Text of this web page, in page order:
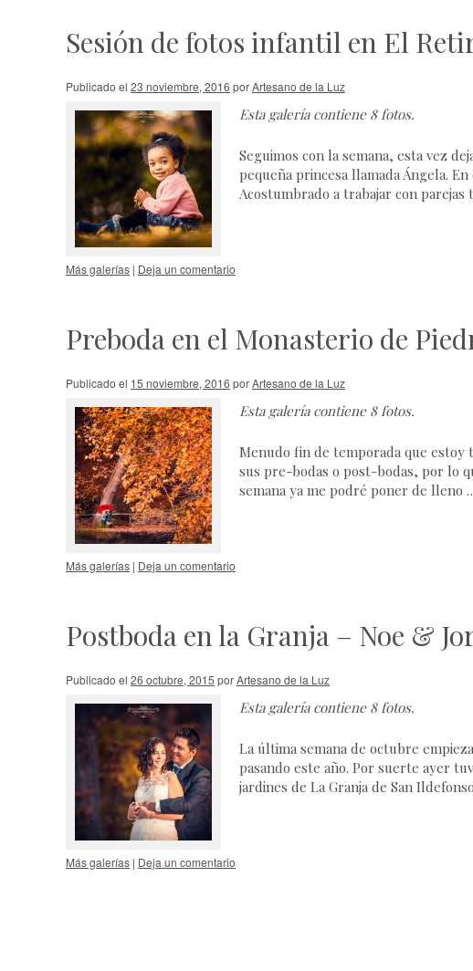
Sesión de fotos infantil en El
Publicado el 23 noviembre, 2016 porArtesano de la Luz
Esta galería contiene 8 fotos.
Seguimos con la semana, esta vez
pequeña princesa llamada Ángela.
Acostumbrado a trabajar con
Más galerías | Deja un comentario
Preboda en el Monasterio de
Publicado el 15 noviembre, 2016 porArtesano de la Luz
Esta galería contiene 8 fotos.
Menudo fin de temporada que estoy
sus pre-bodas o post-bodas, por lo
semana ya me podré poner de lleno
Más galerías | Deja un comentario
Postboda en la Granja – Noe &
Publicado el 26 octubre, 2015 porArtesano de la Luz
Esta galería contiene 8 fotos.
La última semana de octubre
pasando este año. Por suerte ayer
jardines de La Granja de San
Más galerías | Deja un comentario